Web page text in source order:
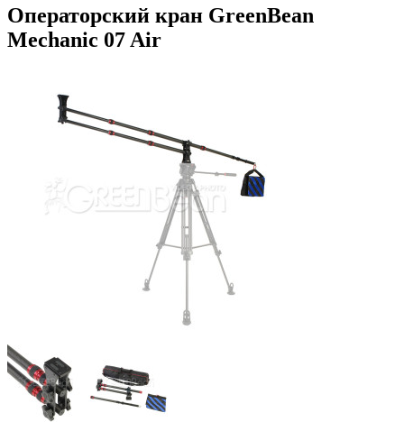
Операторский кран GreenBean
Mechanic 07 Air